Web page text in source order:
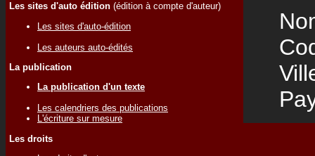
Les sites d'auto édition (édition à compte d'auteur)
Les sites d'auto-édition
Les auteurs auto-édités
La publication
La publication d'un texte
Les calendriers des publications
L'écriture sur mesure
Les droits